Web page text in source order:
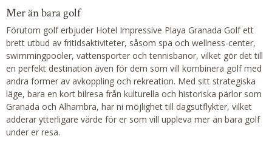
Mer än bara golf
Förutom golf erbjuder Hotel Impressive Playa Granada Golf ett
brett utbud av fritidsaktiviteter, såsom spa och wellness-center,
swimmingpooler, vattensporter och tennisbanor, vilket gör det till
en perfekt destination även för dem som vill kombinera golf med
andra former av avkoppling och rekreation. Med sitt strategiska
läge, bara en kort bilresa från kulturella och historiska pärlor som
Granada och Alhambra, har ni möjlighet till dagsutflykter, vilket
adderar ytterligare värde för er som vill uppleva mer än bara golf
under er resa.